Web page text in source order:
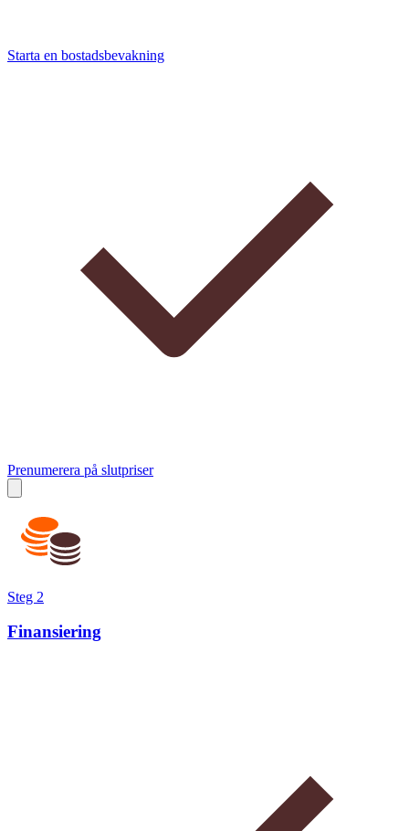
Starta en bostadsbevakning
Prenumerera på slutpriser
Steg 2
Finansiering